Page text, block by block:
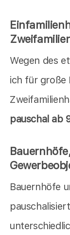
Wegen des
ich für große
pauschal ab
Bauernhöfe